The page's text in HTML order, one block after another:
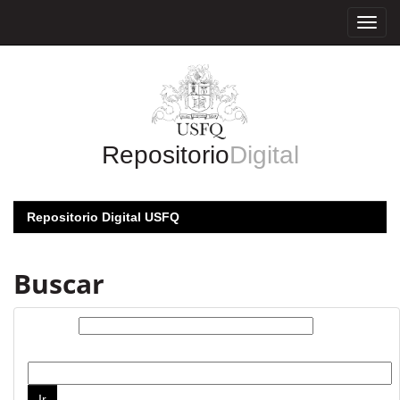
RepositorioDigital
Repositorio Digital USFQ
Buscar